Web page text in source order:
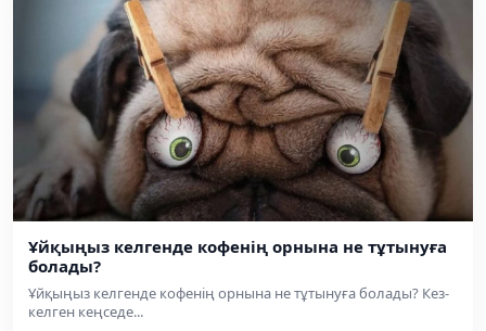
Ұйқыңыз келгенде кофенің орнына не тұтынуға
болады?
Ұйқыңыз келгенде кофенің орнына не тұтынуға болады? Кез-
келген кеңседе...